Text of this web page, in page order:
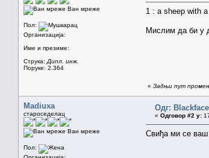
Ван мреже
Пол:
Организација:
Име и презиме:
Струка: Дипл. инж.
Поруке: 2.364
1 : a sheep with
Мислим да би у
« Задњи пут
Madiuxa
староседелац
Ван мреже
Пол:
Одг:
« Одговор #2 у:
Свиђа ми се ваш